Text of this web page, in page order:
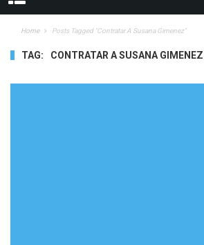
Home Posts Tagged "contratar A Susana Gimenez"
TAG: CONTRATAR A SUSANA GIMENEZ